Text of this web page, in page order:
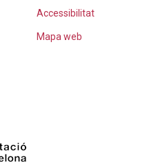
Accessibilitat
Mapa web